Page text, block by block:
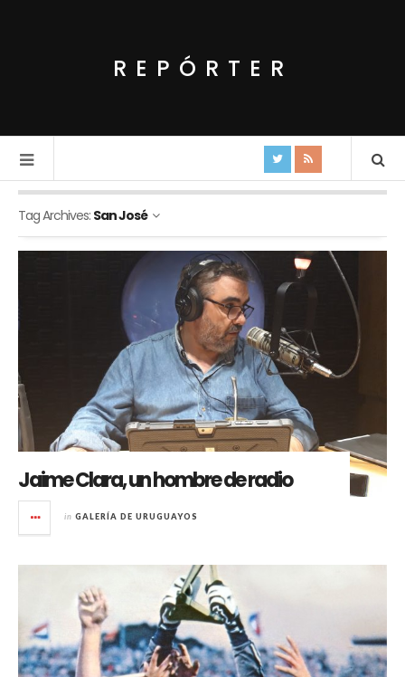
REPÓRTER
Tag Archives: San José
Jaime Clara, un hombre de radio
in GALERÍA DE URUGUAYOS